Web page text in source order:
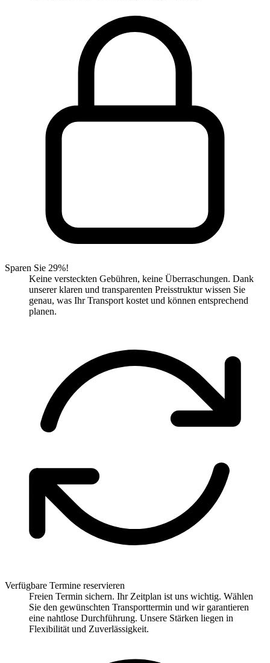
Sparen Sie 29%!
Keine versteckten Gebühren, keine Überraschungen. Dank
unserer klaren und transparenten Preisstruktur wissen Sie
genau, was Ihr Transport kostet und können entsprechend
planen.
Verfügbare Termine reservieren
Freien Termin sichern. Ihr Zeitplan ist uns wichtig. Wählen
Sie den gewünschten Transporttermin und wir garantieren
eine nahtlose Durchführung. Unsere Stärken liegen in
Flexibilität und Zuverlässigkeit.